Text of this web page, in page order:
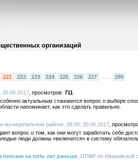
организаций
221 222 223 224 225 226 227 289
30.06.2017
711
актуальным становится вопрос о выборе
напоминает, как это сделать правильно.
муниципальном районе, 08:58, 30.06.2017
вопрос о том, как они могут заработать себе
люди должны «включится» в систему
пенсию на пять лет раньше , ОПФР по Ивановской